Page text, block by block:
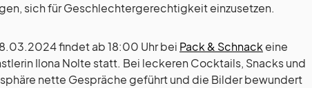
sich für Geschlechtergerechtigkeit einzusetzen.
findet ab 18:00 Uhr bei Pack & Schnack eine
Ilona Nolte statt. Bei leckeren Cocktails, Snacks und
nette Gespräche geführt und die Bilder bewundert